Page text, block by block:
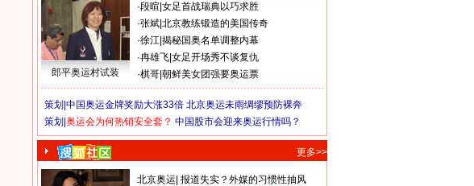
郎平奥运村试装
·段暄 女足首战瑞典以巧求胜
·张斌 北京教练锻造的美国传奇
·徐江 揭秘国奥名单调整内幕
·冉雄飞 女足开场秀不谈复仇
·棋哥 朝鲜美女团强要奥运票
策划| 中国奥运金牌奖励大涨33倍 北京奥运未雨绸缪预防裸奔
策划| 奥运会为何热销安全套？ 中国股市会迎来奥运行情吗？
更多>>
北京奥运 报道失实？外媒的习惯性抽风